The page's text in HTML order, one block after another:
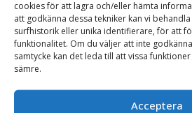
cookies för att lagra och/eller hämta
att godkänna dessa tekniker kan vi
surfhistorik eller unika identifierare, för att
funktionalitet. Om du väljer att inte
samtycke kan det leda till att vissa
sämre.
Acceptera
Lämplig för medel med pH-värde 5-9.